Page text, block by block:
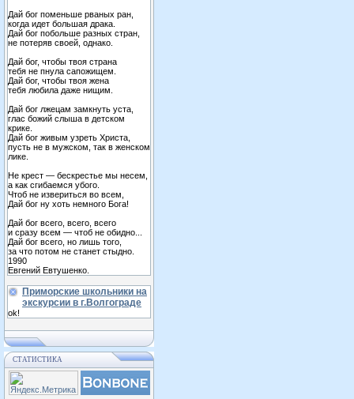
Дай бог поменьше рваных ран,
когда идет большая драка.
Дай бог побольше разных стран,
не потеряв своей, однако.
Дай бог, чтобы твоя страна
тебя не пнула сапожищем.
Дай бог, чтобы твоя жена
тебя любила даже нищим.
Дай бог лжецам замкнуть уста,
глас божий слыша в детском
крике.
Дай бог живым узреть Христа,
пусть не в мужском, так в женском
лике.
Не крест — бескрестье мы несем,
а как сгибаемся убого.
Чтоб не извериться во всем,
Дай бог ну хоть немного Бога!
Дай бог всего, всего, всего
и сразу всем — чтоб не обидно...
Дай бог всего, но лишь того,
за что потом не станет стыдно.
1990
Евгений Евтушенко.
Приморские школьники на
экскурсии в г.Волгограде
ok!
СТАТИСТИКА